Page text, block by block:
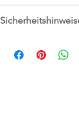
nicht für die
wachgelettert
Wiesenweg 17